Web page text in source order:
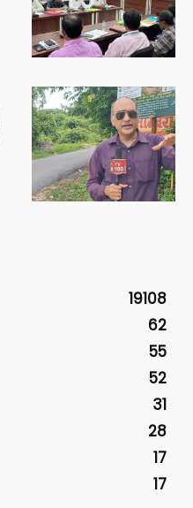
19108
62
55
52
31
28
17
17